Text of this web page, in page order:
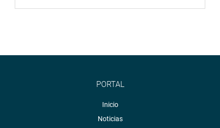
PORTAL
Inicio
Noticias